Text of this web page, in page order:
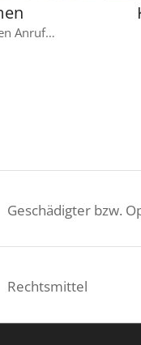
Anruf…
Geschädigter bzw.
Rechtsmittel